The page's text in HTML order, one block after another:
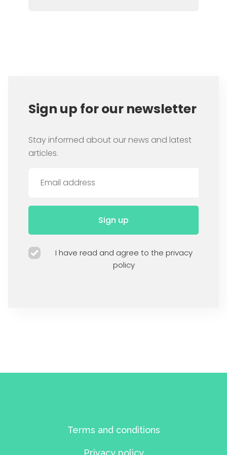
Sign up for our newsletter
Stay informed about our news and latest
articles.
Sign up
I have read and agree to the privacy
policy
Terms and conditions
Privacy policy